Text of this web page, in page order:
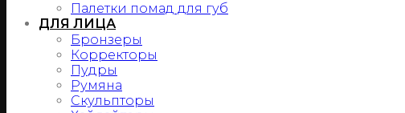
Палетки помад для губ
ДЛЯ ЛИЦА
Бронзеры
Корректоры
Пудры
Румяна
Скульпторы